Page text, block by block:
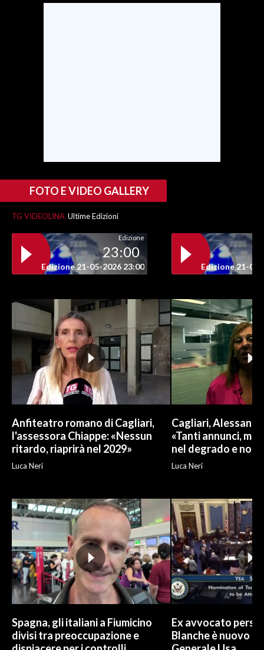
FOTO E VIDEO GALLERY
TG VIDEOLINA Ultime Edizioni
Edizione
23:00
Edizione 21-05-2026 23:00 Edizione 21-05-
Anfiteatro romano di Cagliari,
l'assessora Chiappe: «Nessun
ritardo, riaprirà nel 2029»
Luca Neri
Cagliari,
«Tanti annunci,
nel degrado e non
Luca Neri
Spagna, gli italiani a Fiumicino
divisi tra preoccupazione e
Ex avvocato
Blanche è nuovo